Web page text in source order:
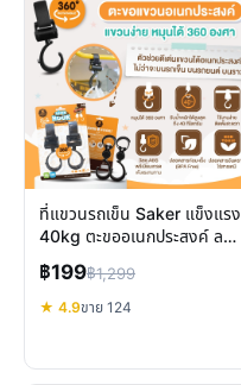
ที่แขวนรถเข็น Saker แข็งแรง
40kg ตะขออเนกประสงค์ ลด
ภาระพ่อแม่
฿199฿1,299
★ 4.9ขาย 124